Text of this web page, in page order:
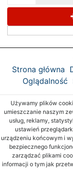
Strona główna
Oglądalność
Używamy plików
umieszczanie naszym
usług, reklamy,
ustawień
urządzeniu końcowym i
bezpiecznego
zarządzać plikami
informacji o tym jak